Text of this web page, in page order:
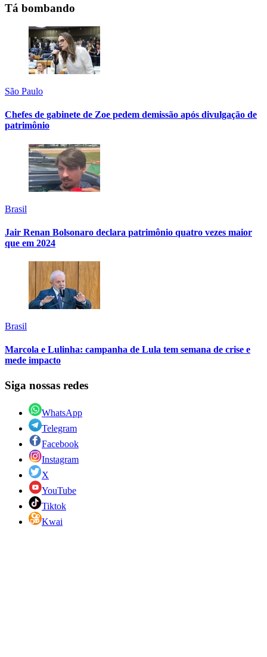
Tá bombando
São Paulo
Chefes de gabinete de Zoe pedem demissão após divulgação de
patrimônio
Brasil
Jair Renan Bolsonaro declara patrimônio quatro vezes maior
que em 2024
Brasil
Marcola e Lulinha: campanha de Lula tem semana de crise e
mede impacto
Siga nossas redes
WhatsApp
Telegram
Facebook
Instagram
X
YouTube
Tiktok
Kwai